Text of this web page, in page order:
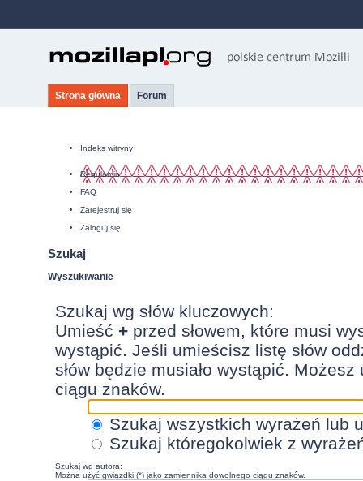
Strona główna Forum
Indeks witryny
Regulamin
FAQ
Zarejestruj się
Zaloguj się
Szukaj
Wyszukiwanie
Szukaj wg słów kluczowych:
Umieść+ przed słowem, które musi
wystąpić. Jeśli umieścisz listę słów
słów będzie musiało wystąpić.
ciągu znaków.
Szukaj wszystkich wyrażeń lub
Szukaj któregokolwiek z
Szukaj wg autora:
Można użyć gwiazdki (*) jako zamiennika dowolnego ciągu znaków.